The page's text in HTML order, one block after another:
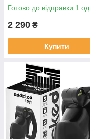
Готово до відправки 1 од.
2 290 ₴
Купити